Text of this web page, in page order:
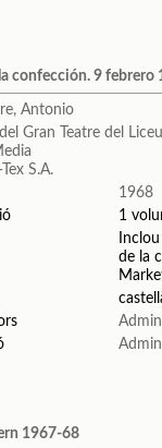
confección. 9 febrero
Antonio
Gran Teatre del Liceu
S.A.
1968
1
de la
1967-68